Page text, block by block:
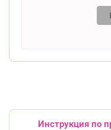
Инструкция по